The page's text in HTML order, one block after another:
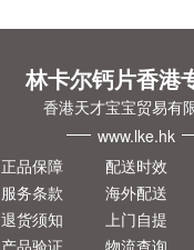
林卡尔钙片香港
香港天才宝宝贸易有
www.lke.hk
正品保障
服务条款
退货须知
产品验证
配送时效
海外配送
上门自提
物流查询